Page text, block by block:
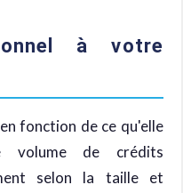
à votre
fonction de ce qu'elle
volume de crédits
selon la taille et